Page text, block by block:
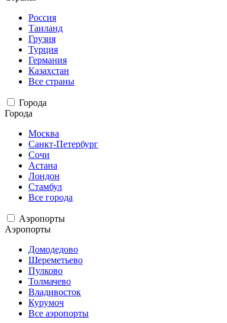
Россия
Таиланд
Грузия
Турция
Германия
Казахстан
Все страны
Города
Города
Москва
Санкт-Петербург
Сочи
Астана
Лондон
Стамбул
Все города
Аэропорты
Аэропорты
Домодедово
Шереметьево
Пулково
Толмачево
Владивосток
Курумоч
Все аэропорты